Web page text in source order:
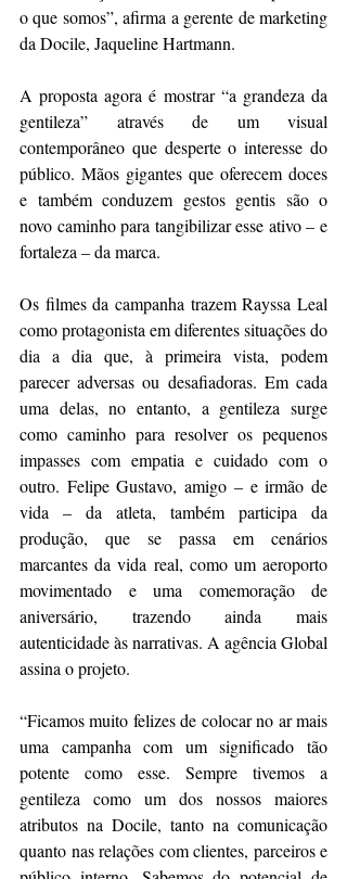
o que somos”, afirma a gerente de marketing
da Docile, Jaqueline Hartmann.
A proposta agora é mostrar “a grandeza da
gentileza” através de um visual
contemporâneo que desperte o interesse do
público. Mãos gigantes que oferecem doces
e também conduzem gestos gentis são o
novo caminho para tangibilizar esse ativo – e
fortaleza – da marca.
Os filmes da campanha trazem Rayssa Leal
como protagonista em diferentes situações do
dia a dia que, à primeira vista, podem
parecer adversas ou desafiadoras. Em cada
uma delas, no entanto, a gentileza surge
como caminho para resolver os pequenos
impasses com empatia e cuidado com o
outro. Felipe Gustavo, amigo – e irmão de
vida – da atleta, também participa da
produção, que se passa em cenários
marcantes da vida real, como um aeroporto
movimentado e uma comemoração de
aniversário, trazendo ainda mais
autenticidade às narrativas. A agência Global
assina o projeto.
“Ficamos muito felizes de colocar no ar mais
uma campanha com um significado tão
potente como esse. Sempre tivemos a
gentileza como um dos nossos maiores
atributos na Docile, tanto na comunicação
quanto nas relações com clientes, parceiros e